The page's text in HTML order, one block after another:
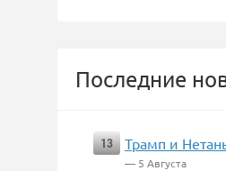
Последние
13 Трамп и
— 5 Августа